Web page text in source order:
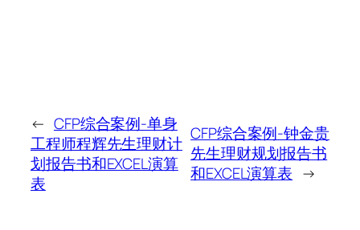
← CFP综合案例-单身
工程师程辉先生理财计
划报告书和EXCEL演算
表
CFP综合案例-钟金贵
先生理财规划报告书
和EXCEL演算表 →